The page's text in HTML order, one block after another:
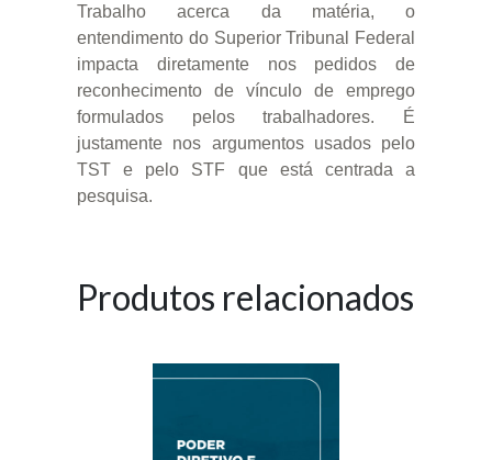
Trabalho acerca da matéria, o
entendimento do Superior Tribunal Federal
impacta diretamente nos pedidos de
reconhecimento de vínculo de emprego
formulados pelos trabalhadores. É
justamente nos argumentos usados pelo
TST e pelo STF que está centrada a
pesquisa.
Produtos relacionados